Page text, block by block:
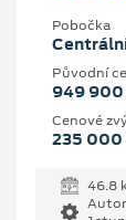
Pobočka
Původní
949 900
Cenové
235 000
46.8